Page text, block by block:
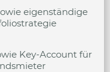
eigenständige
Key-Account für